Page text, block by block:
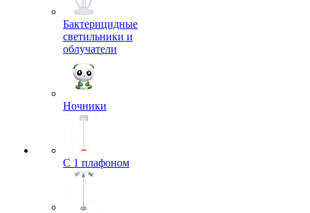
Бактерицидные
светильники и
облучатели
Ночники
С 1 плафоном